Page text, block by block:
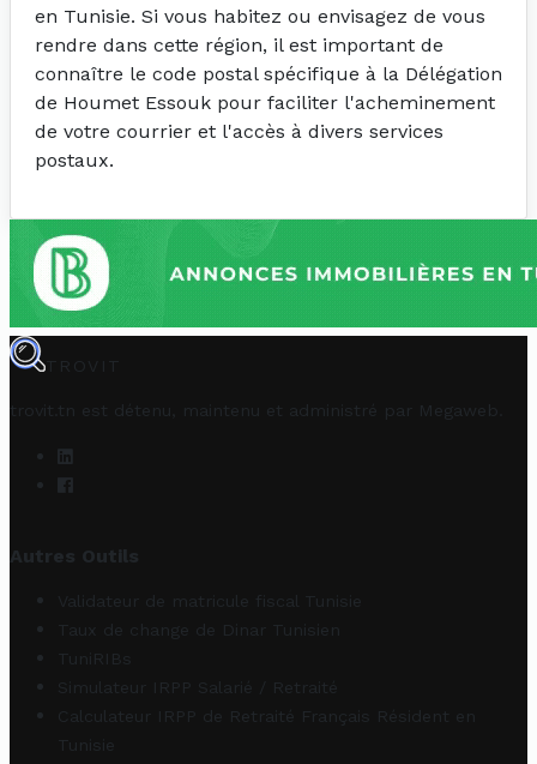
en Tunisie. Si vous habitez ou envisagez de vous
rendre dans cette région, il est important de
connaître le code postal spécifique à la Délégation
de Houmet Essouk pour faciliter l'acheminement
de votre courrier et l'accès à divers services
postaux.
TROVIT
trovit.tn est détenu, maintenu et administré par Megaweb
Autres Outils
Validateur de matricule fiscal Tunisie
Taux de change de Dinar Tunisien
TuniRIBs
Simulateur IRPP Salarié / Retraité
Calculateur IRPP de Retraité Français Résident en
Tunisie